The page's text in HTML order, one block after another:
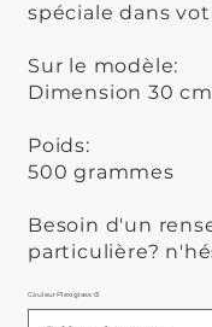
spéciale dans
Sur le modèle:
Dimension 30
Poids:
500 grammes
Besoin d'un
particulière?
Couleur Plexiglass 🎨